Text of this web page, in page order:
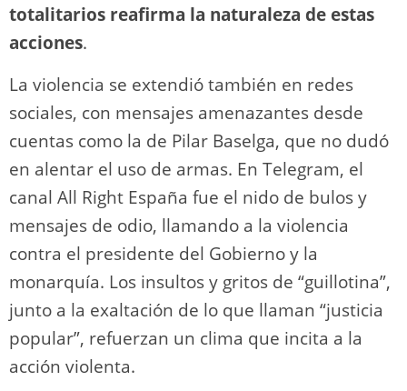
totalitarios reafirma la naturaleza de estas
acciones.
La violencia se extendió también en redes
sociales, con mensajes amenazantes desde
cuentas como la de Pilar Baselga, que no dudó
en alentar el uso de armas. En Telegram, el
canal All Right España fue el nido de bulos y
mensajes de odio, llamando a la violencia
contra el presidente del Gobierno y la
monarquía. Los insultos y gritos de “guillotina”,
junto a la exaltación de lo que llaman “justicia
popular”, refuerzan un clima que incita a la
acción violenta.